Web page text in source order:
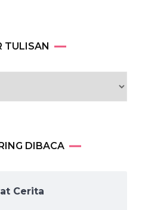
TULISAN
DIBACA
Cerita